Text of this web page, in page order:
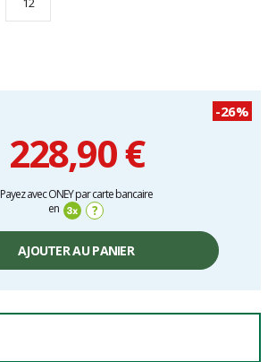
-26%
228,90 €
Payez avec ONEY par carte bancaire
en
?
AJOUTER AU PANIER